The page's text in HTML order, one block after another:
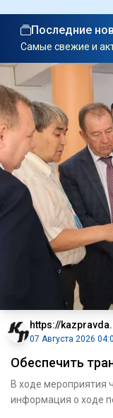
Последние
Самые свежие и
https://
07 Августа 2026
Обеспечить
В ходе мероприятия
информация о ходе